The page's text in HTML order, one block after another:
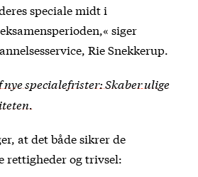
speciale midt i
siger
Rie Snekkerup.
specialefrister: Skaber ulige
at det både sikrer de
rettigheder og trivsel: